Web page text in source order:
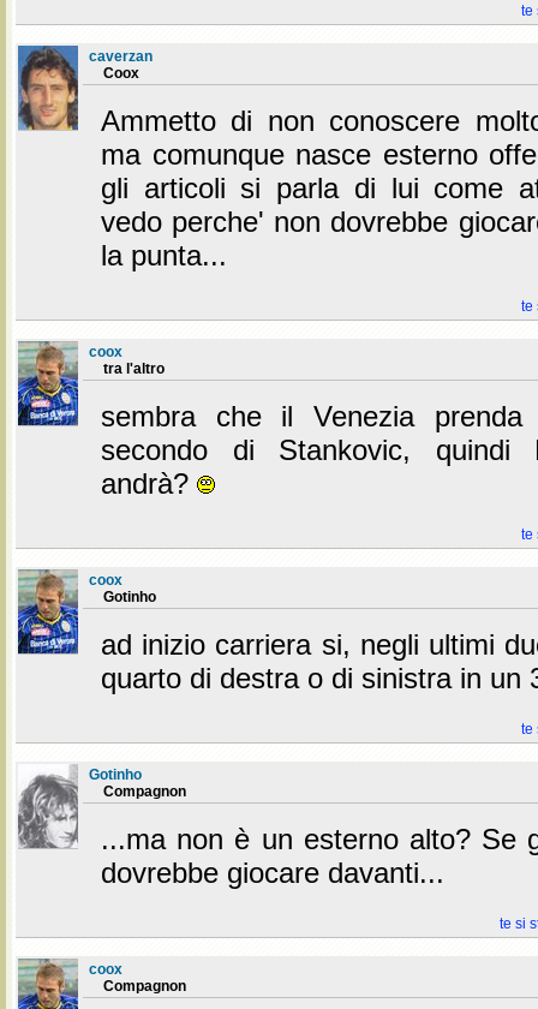
te
caverzan
Coox
Ammetto di non conoscere
ma comunque nasce esterno
gli articoli si parla di lui come
vedo perche' non dovrebbe
la punta...
te
coox
tra l'altro
sembra che il Venezia prenda
secondo di Stankovic, quindi
andrà?
te
coox
Gotinho
ad inizio carriera si, negli ultimi
quarto di destra o di sinistra in un
te
Gotinho
Compagnon
...ma non è un esterno alto? Se
dovrebbe giocare davanti...
te si
coox
Compagnon